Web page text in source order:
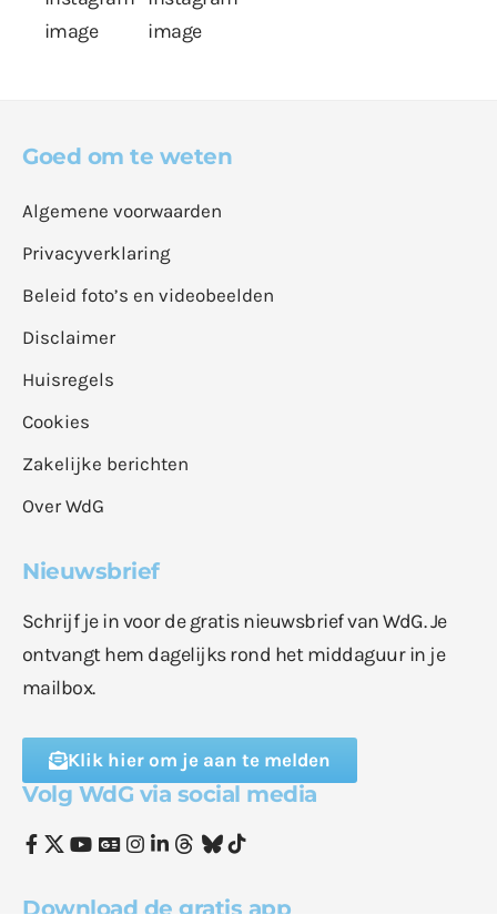
Goed om te weten
Algemene voorwaarden
Privacyverklaring
Beleid foto’s en videobeelden
Disclaimer
Huisregels
Cookies
Zakelijke berichten
Over WdG
Nieuwsbrief
Schrijf je in voor de gratis nieuwsbrief van WdG. Je
ontvangt hem dagelijks rond het middaguur in je
mailbox.
Klik hier om je aan te melden
Volg WdG via social media
Download de gratis app